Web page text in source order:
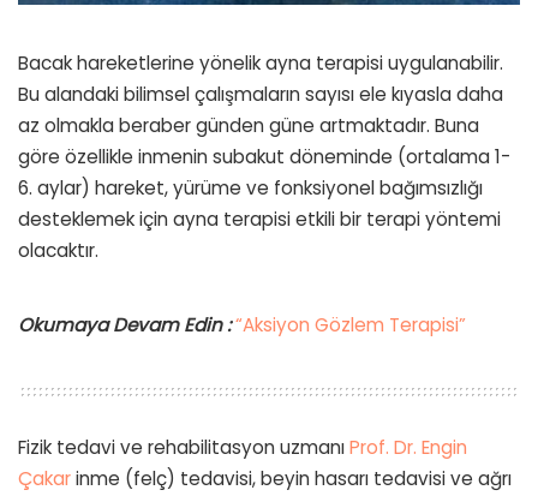
Bacak hareketlerine yönelik ayna terapisi uygulanabilir.
Bu alandaki bilimsel çalışmaların sayısı ele kıyasla daha
az olmakla beraber günden güne artmaktadır. Buna
göre özellikle inmenin subakut döneminde (ortalama 1-
6. aylar) hareket, yürüme ve fonksiyonel bağımsızlığı
desteklemek için ayna terapisi etkili bir terapi yöntemi
olacaktır.
Okumaya Devam Edin :“Aksiyon Gözlem Terapisi”
Fizik tedavi ve rehabilitasyon uzmanıProf. Dr. Engin
Çakarinme (felç) tedavisi, beyin hasarı tedavisi ve ağrı